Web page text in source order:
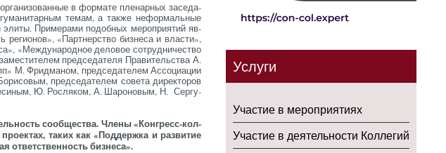
в фор­ма­те пле­нар­ных за­седа­
те­мам, а так­же не­фор­маль­ные
эли­ты. При­мера­ми по­доб­ных ме­роп­ри­ятий яв­
«Пар­тнерс­тво биз­не­са и влас­ти»,
«Меж­ду­народ­ное де­ловое сот­рудни­чес­тво
пред­се­дате­ля Пра­витель­ства А.
М. Фрид­ма­ном, пред­се­дате­лем Ас­со­ци­ации
пред­се­дате­лем со­вета ди­рек­то­ров
Ю. Рос­ля­ком, А. Ша­роно­вым, Н. Сер­гу­
со­об­щес­тва. Чле­ны «Кон­гресс-кол­
та­ких как «Под­дер­жка и раз­ви­тие
от­ветс­твен­ность биз­не­са».
Услуги
Участие в мероприятиях
Участие в деятельности Коллегий